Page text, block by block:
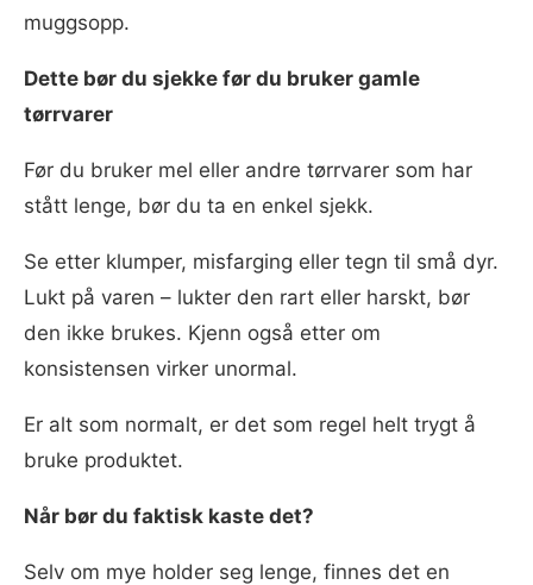
muggsopp.
Dette bør du sjekke før du bruker gamle
tørrvarer
Før du bruker mel eller andre tørrvarer som har
stått lenge, bør du ta en enkel sjekk.
Se etter klumper, misfarging eller tegn til små dyr.
Lukt på varen – lukter den rart eller harskt, bør
den ikke brukes. Kjenn også etter om
konsistensen virker unormal.
Er alt som normalt, er det som regel helt trygt å
bruke produktet.
Når bør du faktisk kaste det?
Selv om mye holder seg lenge, finnes det en